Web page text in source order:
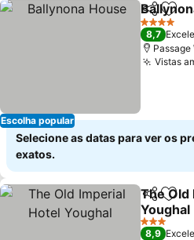
Escolha popular
Partilhar
4 Estrelas
8,7
Passage
Vistas
Selecione as datas para ver os
exatos.
Partilhar
The Old
Youghal
Ver
3 Estrelas
8,9